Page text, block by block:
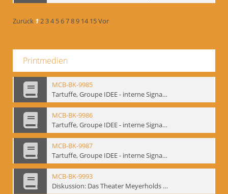
Zurück 1234 56789 14 15Vor
Printmedien
MCB-BK-9985
Tartuffe, Groupe IDEE - interne Signatur: BM-prt-192
MCB-BK-9986
Tartuffe, Groupe IDEE - interne Signatur: BM-prt-193
MCB-BK-9987
Tartuffe, Groupe IDEE - interne Signatur: BM-prt-194
MCB-BK-9993
Diskussion: Das Theater Meyerholds und die Biomechanik, 18.09.1995 - interne Signatur: BM-prt-200